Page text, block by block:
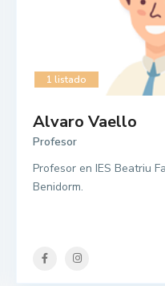
1 listado
Alvaro Vaello
Profesor
Profesor en IES Beatriu
Benidorm.